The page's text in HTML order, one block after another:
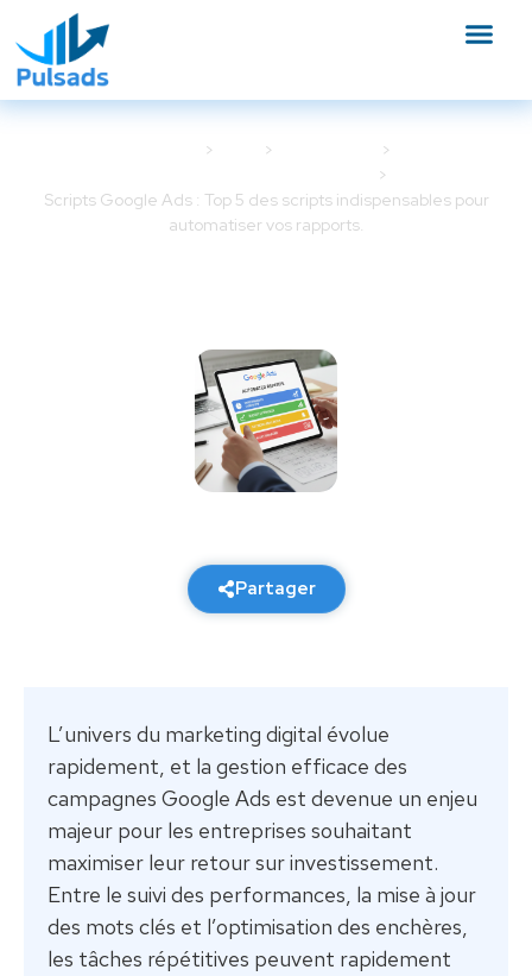
Scripts Google Ads : Top 5 des scripts indispensables pour
automatiser vos rapports.
Partager
L’univers du marketing digital évolue
rapidement, et la gestion efficace des
campagnes Google Ads est devenue un enjeu
majeur pour les entreprises souhaitant
maximiser leur retour sur investissement.
Entre le suivi des performances, la mise à jour
des mots clés et l’optimisation des enchères,
les tâches répétitives peuvent rapidement